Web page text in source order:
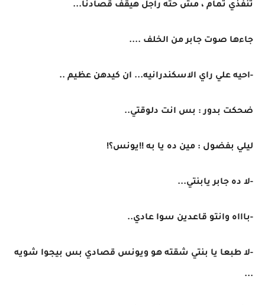
تنفذي تمام ، مش حته راجل هيقف قصادنا...
جاءها صوت جابر من الخلف ....
-احيه علي راي الاسكندرانيه... ان كيدهن عظيم ..
ضحكت بدور : بس انت دلوقتي..
ليلي بفضول : مين ده يا به !!يونس؟!
-لا ده جابر يابنتي...
-باااه وانتو قاعدين سوا عادي..
-لا طبعا يا بنتي شقته هو ويونس قصادي بس بيجوا شويه
...